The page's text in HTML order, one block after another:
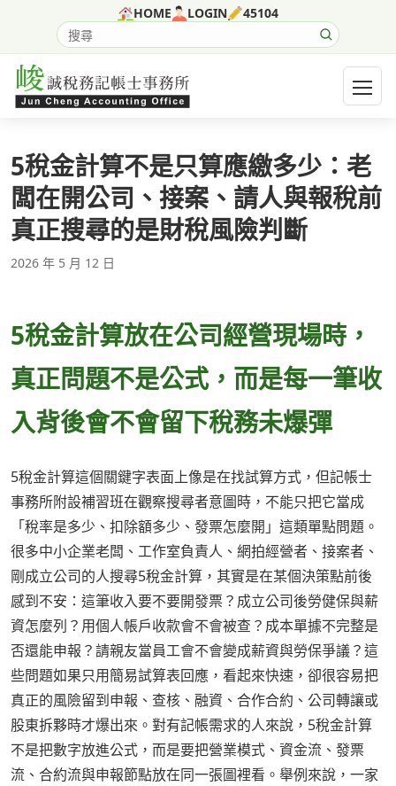
HOME LOGIN 45104
搜尋網站內容
開啟
5稅金計算不是只算應繳多少：老
闆在開公司、接案、請人與報稅前
真正搜尋的是財稅風險判斷
2026 年 5 月 12 日
5稅金計算放在公司經營現場時，
真正問題不是公式，而是每一筆收
入背後會不會留下稅務未爆彈
5稅金計算這個關鍵字表面上像是在找試算方式，但記帳士
事務所附設補習班在觀察搜尋者意圖時，不能只把它當成
「稅率是多少、扣除額多少、發票怎麼開」這類單點問題。
很多中小企業老闆、工作室負責人、網拍經營者、接案者、
剛成立公司的人搜尋5稅金計算，其實是在某個決策點前後
感到不安：這筆收入要不要開發票？成立公司後勞健保與薪
資怎麼列？用個人帳戶收款會不會被查？成本單據不完整是
否還能申報？請親友當員工會不會變成薪資與勞保爭議？這
些問題如果只用簡易試算表回應，看起來快速，卻很容易把
真正的風險留到申報、查核、融資、合作合約、公司轉讓或
股東拆夥時才爆出來。對有記帳需求的人來說，5稅金計算
不是把數字放進公式，而是要把營業模式、資金流、發票
流、合約流與申報節點放在同一張圖裡看。舉例來說，一家